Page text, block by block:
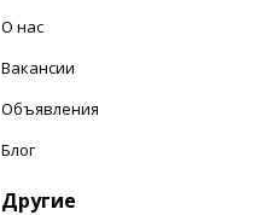
О нас
Вакансии
Объявления
Блог
Другие